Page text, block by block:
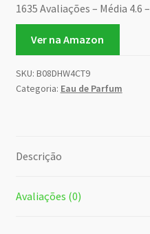
1635 Avaliações – Média 4.6 –
Ver na Amazon
SKU: B08DHW4CT9
Categoria: Eau de Parfum
Descrição
Avaliações (0)